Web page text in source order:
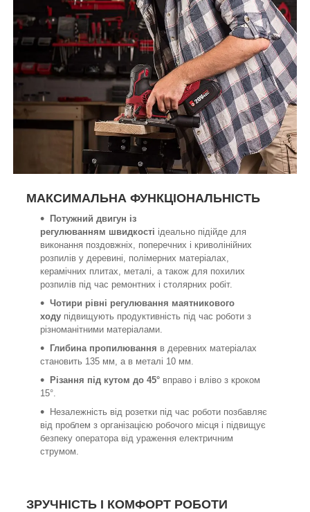
МАКСИМАЛЬНА ФУНКЦІОНАЛЬНІСТЬ
Потужний двигун із
регулюванням швидкості ідеально підійде для
виконання поздовжніх, поперечних і криволінійних
розпилів у деревині, полімерних матеріалах,
керамічних плитах, металі, а також для похилих
розпилів під час ремонтних і столярних робіт.
Чотири рівні регулювання маятникового
ходу підвищують продуктивність під час роботи з
різноманітними матеріалами.
Глибина пропилювання в деревних матеріалах
становить 135 мм, а в металі 10 мм.
Різання під кутом до 45° вправо і вліво з кроком
15°.
Незалежність від розетки під час роботи позбавляє
від проблем з організацією робочого місця і підвищує
безпеку оператора від ураження електричним
струмом.
ЗРУЧНІСТЬ І КОМФОРТ РОБОТИ